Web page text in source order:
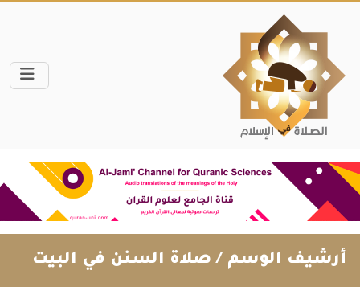
أرشيف الوسم / صلاة السنن في البيت